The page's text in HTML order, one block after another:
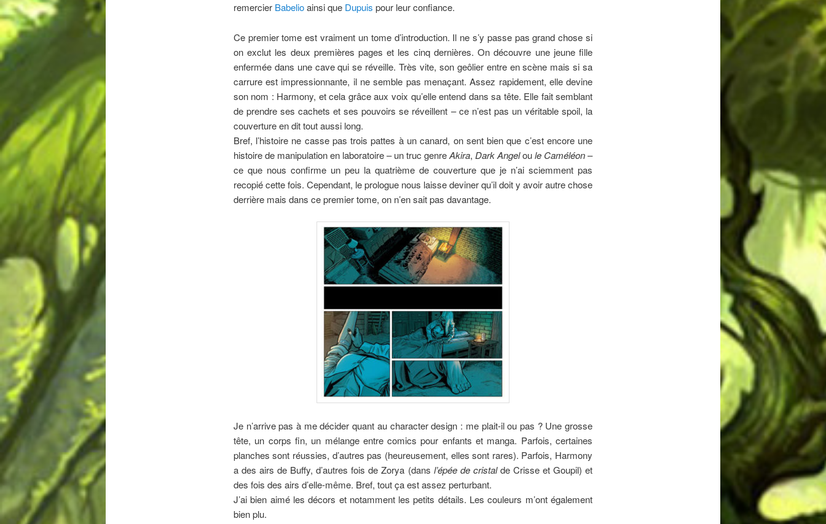
remercier Babelioainsi que Dupuis pour leur confiance.
Ce premier tome est vraiment un tome d’introduction. Il ne s’y passe pas grand chose si
on exclut les deux premières pages et les cinq dernières. On découvre une jeune fille
enfermée dans une cave qui se réveille. Très vite, son geôlier entre en scène mais si sa
carrure est impressionnante, il ne semble pas menaçant. Assez rapidement, elle devine
son nom : Harmony, et cela grâce aux voix qu’elle entend dans sa tête. Elle fait semblant
de prendre ses cachets et ses pouvoirs se réveillent – ce n’est pas un véritable spoil, la
couverture en dit tout aussi long.
Bref, l’histoire ne casse pas trois pattes à un canard, on sent bien que c’est encore une
histoire de manipulation en laboratoire – un truc genreAkira, Dark Angeloule Caméléon–
ce que nous confirme un peu la quatrième de couverture que je n’ai sciemment pas
recopié cette fois. Cependant, le prologue nous laisse deviner qu’il doit y avoir autre chose
derrière mais dans ce premier tome, on n’en sait pas davantage.
Je n’arrive pas à me décider quant au character design : me plait-il ou pas ? Une grosse
tête, un corps fin, un mélange entre comics pour enfants et manga. Parfois, certaines
planches sont réussies, d’autres pas (heureusement, elles sont rares). Parfois, Harmony
a des airs de Buffy, d’autres fois de Zorya (dans l’épée de cristalde Crisse et Goupil) et
des fois des airs d’elle-même. Bref, tout ça est assez perturbant.
J’ai bien aimé les décors et notamment les petits détails. Les couleurs m’ont également
bien plu.